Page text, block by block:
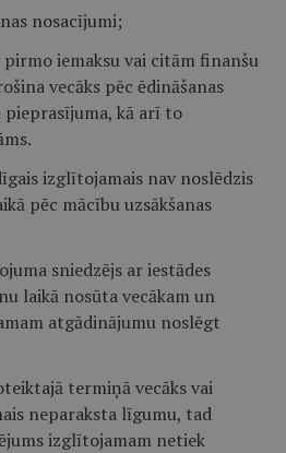
nosacījumi;
iemaksu vai citām finanšu
vecāks pēc ēdināšanas
pieprasījuma, kā arī to
izglītojamais nav noslēdzis
pēc mācību uzsākšanas
sniedzējs ar iestādes
laikā nosūta vecākam un
atgādinājumu noslēgt
termiņā vecāks vai
neparaksta līgumu, tad
izglītojamam netiek